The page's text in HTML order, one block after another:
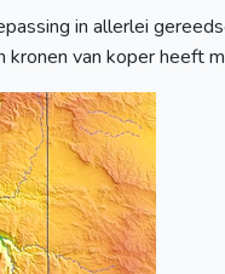
in allerlei
van koper heeft